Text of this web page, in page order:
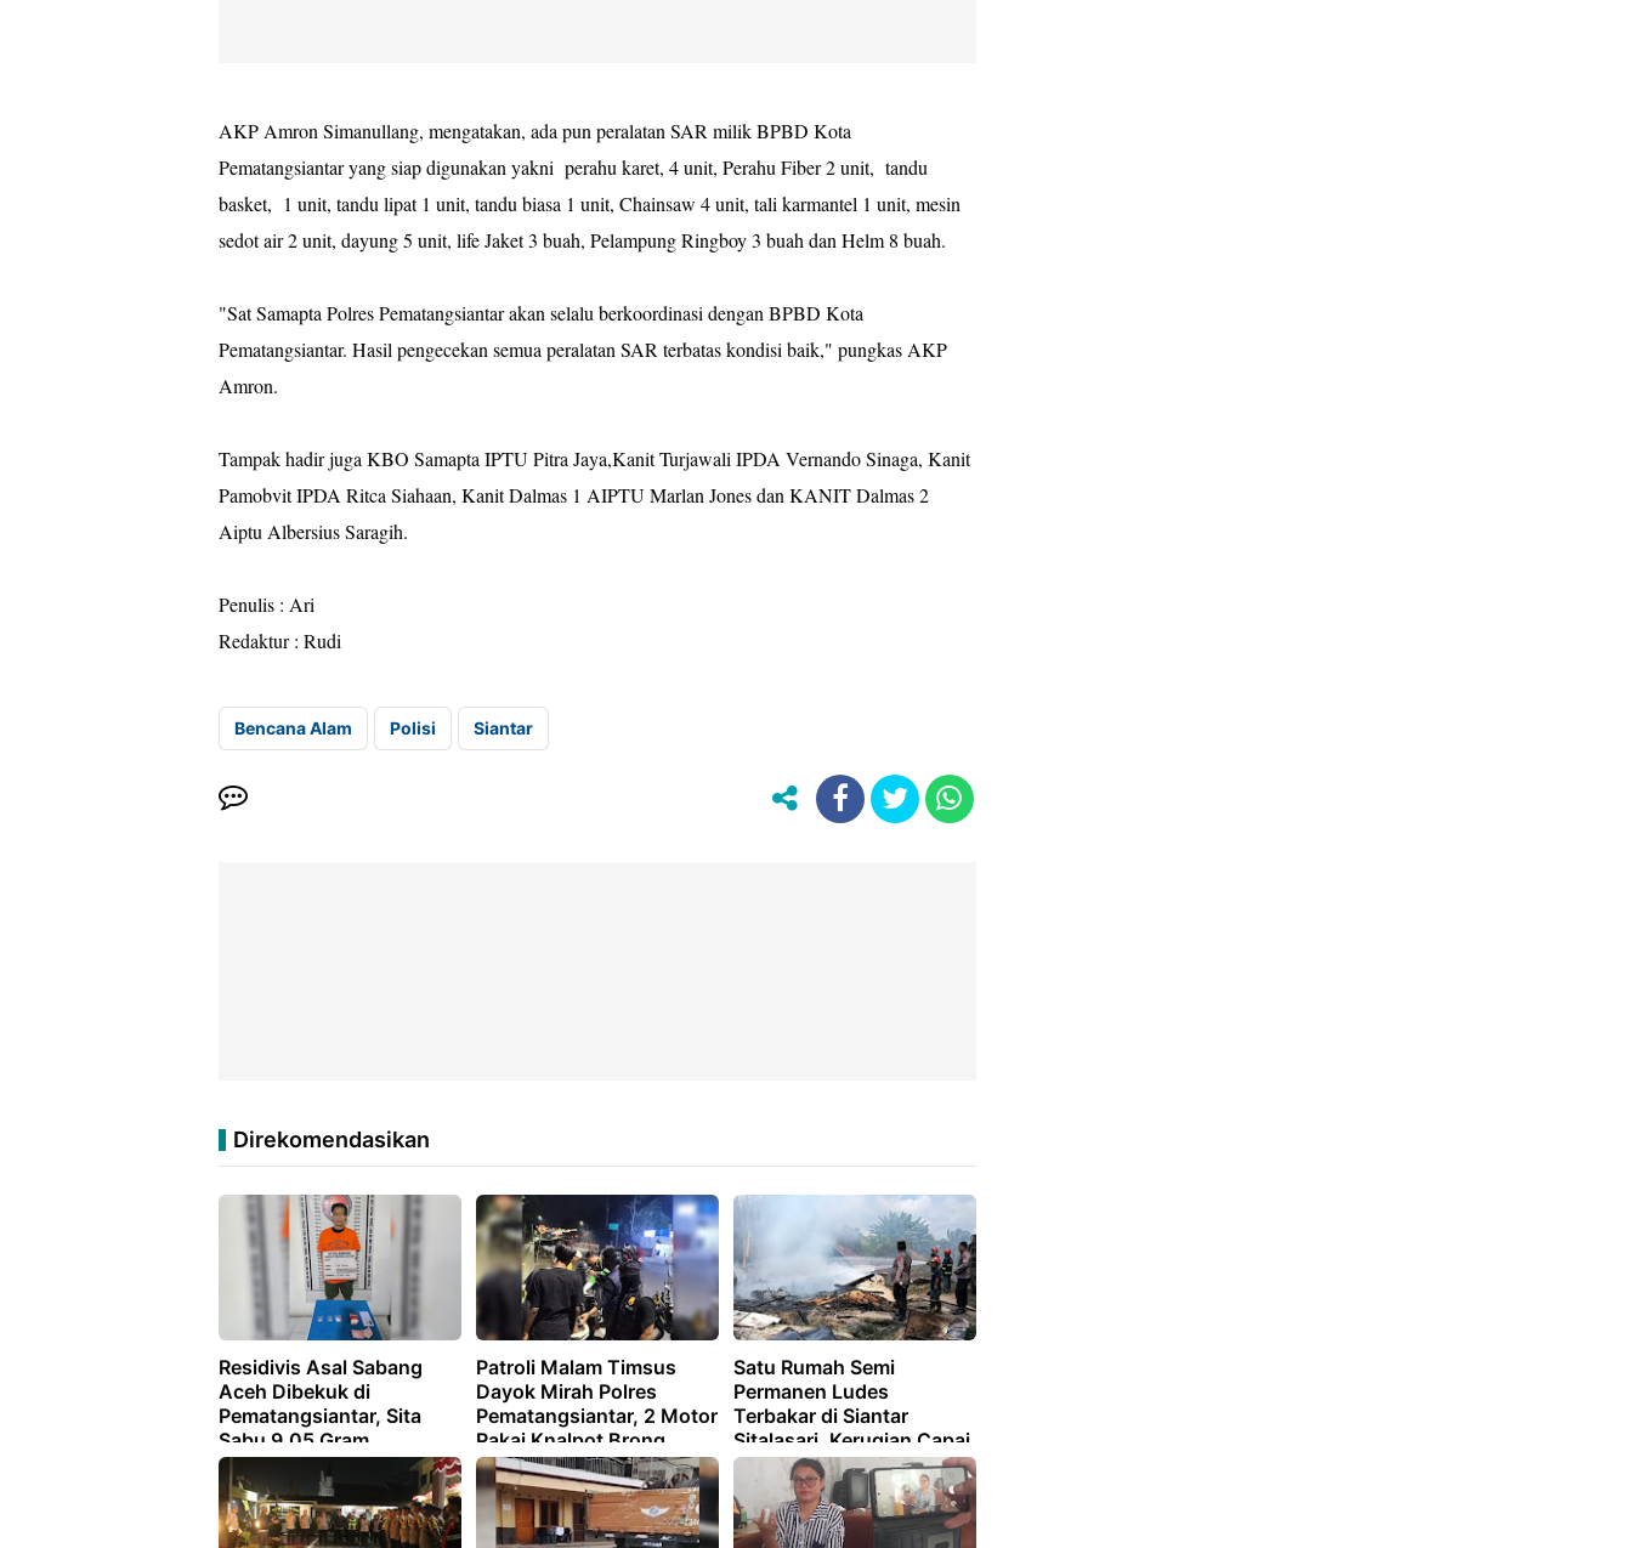
AKP Amron Simanullang, mengatakan, ada pun peralatan SAR milik BPBD Kota
Pematangsiantar yang siap digunakan yakni perahu karet, 4 unit, Perahu Fiber 2 unit, tandu
basket, 1 unit, tandu lipat 1 unit, tandu biasa 1 unit, Chainsaw 4 unit, tali karmantel 1 unit, mesin
sedot air 2 unit, dayung 5 unit, life Jaket 3 buah, Pelampung Ringboy 3 buah dan Helm 8 buah.
"Sat Samapta Polres Pematangsiantar akan selalu berkoordinasi dengan BPBD Kota
Pematangsiantar. Hasil pengecekan semua peralatan SAR terbatas kondisi baik," pungkas AKP
Amron.
Tampak hadir juga KBO Samapta IPTU Pitra Jaya,Kanit Turjawali IPDA Vernando Sinaga, Kanit
Pamobvit IPDA Ritca Siahaan, Kanit Dalmas 1 AIPTU Marlan Jones dan KANIT Dalmas 2
Aiptu Albersius Saragih.
Penulis : Ari
Redaktur : Rudi
Bencana Alam Polisi Siantar
Direkomendasikan
Residivis Asal Sabang
Aceh Dibekuk di
Pematangsiantar, Sita
Sabu 9,05 Gram
Patroli Malam Timsus
Dayok Mirah Polres
Pematangsiantar, 2 Motor
Pakai Knalpot Brong
Diamankan
Satu Rumah Semi
Permanen Ludes
Terbakar di Siantar
Sitalasari, Kerugian Capai
Rp30 Juta